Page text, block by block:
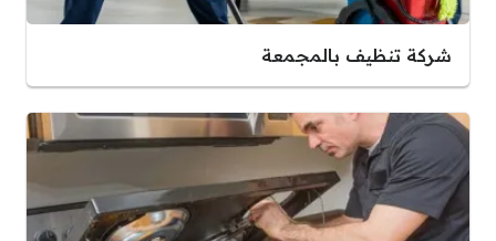
شركة تنظيف بالمجمعة